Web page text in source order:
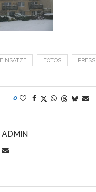
EINSÄTZE FOTOS
0
ADMIN